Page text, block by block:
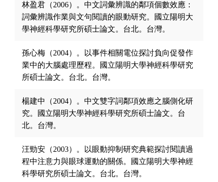
林盈君（2006）。中文詞彙辨識的鄰項個數效應：
詞彙辨識作業與文句閱讀的眼動研究。國立陽明大
學神經科學研究所碩士論文。台北。台灣。
孫心梅（2004）。以事件相關電位探討負向促發作
業中的大腦處理歷程。國立陽明大學神經科學研究
所碩士論文。台北。台灣。
楊建中（2004）。中文雙字詞鄰項效應之腦側化研
究。國立陽明大學神經科學研究所碩士論文。台
北。台灣。
汪勁安（2003）。以眼動抑制研究典範探討閱讀過
程中注意力與眼球運動的關係。國立陽明大學神經
科學研究所碩士論文。台北。台灣。